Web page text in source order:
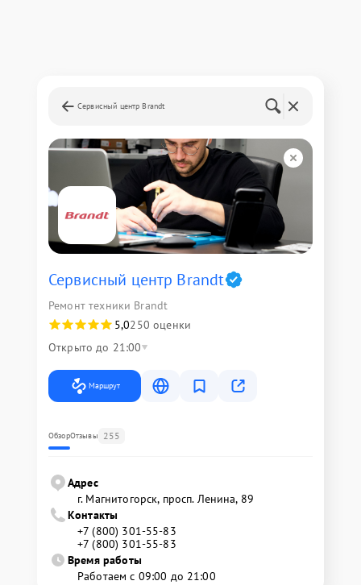
Сервисный центр Brandt
Сервисный центр Brandt
Ремонт техники Brandt
5,0250 оценки
Открыто до 21:00
Маршрут
ОбзорОтзывы 255
Адрес
г. Магнитогорск, просп. Ленина, 89
Контакты
+7 (800) 301-55-83
+7 (800) 301-55-83
Время работы
Работаем с 09:00 до 21:00